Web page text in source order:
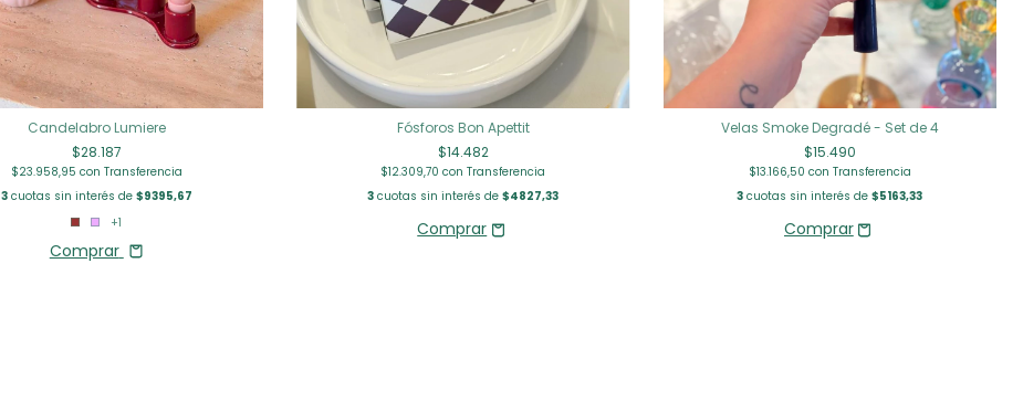
Candelabro Lumiere
$28.187
$23.958,95 con Transferencia
3cuotas sin interés de $9395,67
+1
Comprar
Fósforos Bon Apettit
$14.482
$12.309,70con Transferencia
3 cuotas sin interés de$4827,33
Velas Smoke Degradé - Set de 4
$15.490
$13.166,50 con Transferencia
3 cuotas sin interés de$5163,33